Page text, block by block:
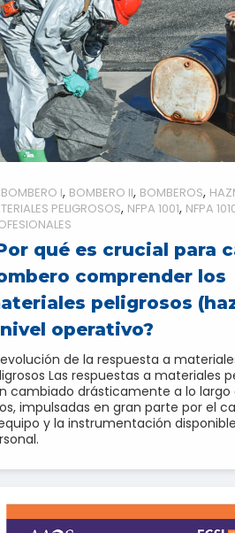
BOMBERO I BOMBERO II BOMBEROS
PELIGROSOS NFPA 1001 NFPA
qué es crucial para
comprender los
peligrosos
operativo?
de la respuesta a
Las respuestas a materiales
cambiado drásticamente a lo largo
impulsadas en gran parte por el
y la instrumentación